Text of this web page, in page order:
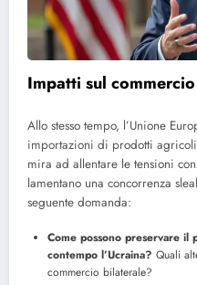
Impatti sul commercio
Allo stesso tempo, l’Unione
importazioni di prodotti
mira ad allentare le tensioni
lamentano una concorrenza
seguente domanda:
Come possono preservare il
contempo l’Ucraina? Quali
commercio bilaterale?